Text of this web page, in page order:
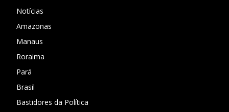
Notícias
Amazonas
Manaus
Roraima
Pará
Brasil
Bastidores da Política